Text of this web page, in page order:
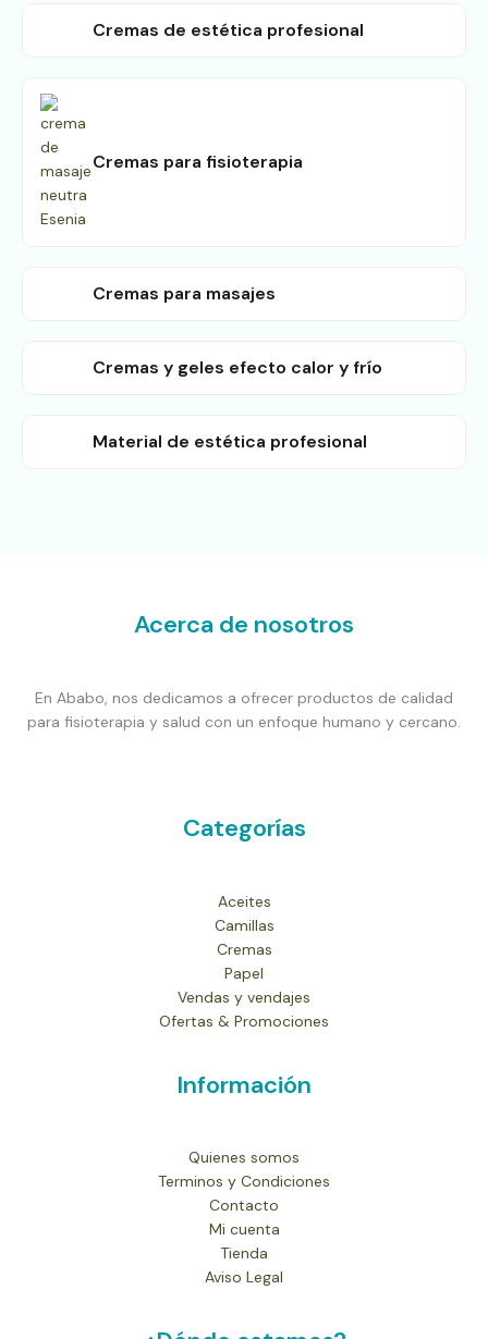
Cremas de estética profesional
Cremas para fisioterapia
Cremas para masajes
Cremas y geles efecto calor y frío
Material de estética profesional
Acerca de nosotros
En Ababo, nos dedicamos a ofrecer productos de calidad
para fisioterapia y salud con un enfoque humano y cercano.
Categorías
Aceites
Camillas
Cremas
Papel
Vendas y vendajes
Ofertas & Promociones
Información
Quienes somos
Terminos y Condiciones
Contacto
Mi cuenta
Tienda
Aviso Legal